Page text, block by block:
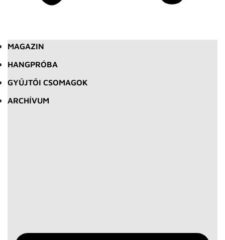
MAGAZIN
HANGPRÓBA
GYŰJTŐI CSOMAGOK
ARCHÍVUM